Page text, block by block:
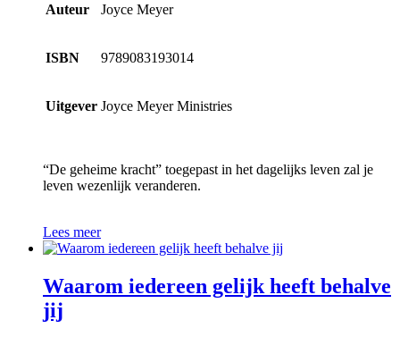
Auteur Joyce Meyer
ISBN 9789083193014
Uitgever Joyce Meyer Ministries
“De geheime kracht” toegepast in het dagelijks leven zal je
leven wezenlijk veranderen.
Lees meer
Waarom iedereen gelijk heeft behalve
jij